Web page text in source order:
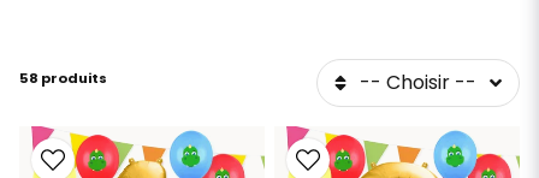
mais c'est bien sûr à vous de décider.
58 produits -- Choisir --